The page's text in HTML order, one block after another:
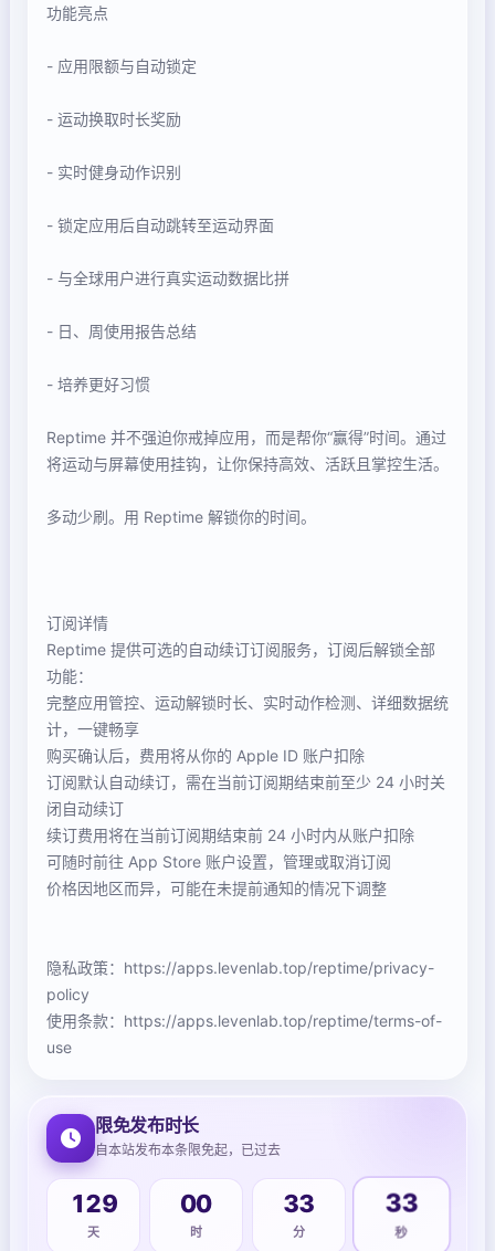
功能亮点
- 应用限额与自动锁定
- 运动换取时长奖励
- 实时健身动作识别
- 锁定应用后自动跳转至运动界面
- 与全球用户进行真实运动数据比拼
- 日、周使用报告总结
- 培养更好习惯
Reptime 并不强迫你戒掉应用，而是帮你“赢得”时间。通过
将运动与屏幕使用挂钩，让你保持高效、活跃且掌控生活。
多动少刷。用 Reptime 解锁你的时间。
订阅详情
Reptime 提供可选的自动续订订阅服务，订阅后解锁全部
功能：
完整应用管控、运动解锁时长、实时动作检测、详细数据统
计，一键畅享
购买确认后，费用将从你的 Apple ID 账户扣除
订阅默认自动续订，需在当前订阅期结束前至少 24 小时关
闭自动续订
续订费用将在当前订阅期结束前 24 小时内从账户扣除
可随时前往 App Store 账户设置，管理或取消订阅
价格因地区而异，可能在未提前通知的情况下调整
隐私政策：https://apps.levenlab.top/reptime/privacy-
policy
使用条款：https://apps.levenlab.top/reptime/terms-of-
use
限免发布时长
自本站发布本条限免起，已过去
129
天
00
时
33
分
33
秒